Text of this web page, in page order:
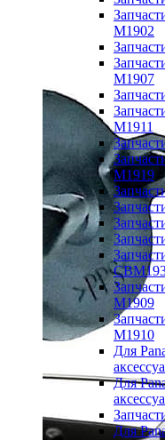
M1902
M1907
M1911
M1919
M1909
M1910
Для
Для
Для